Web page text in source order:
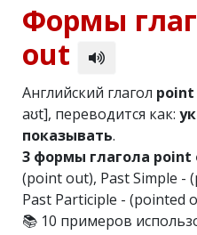
Формы
out
Английский глагол
aʊt], переводится как:
показывать.
3 формы глагола point
(point out), Past Simple -
Past Participle - (pointed
📚 10 примеров